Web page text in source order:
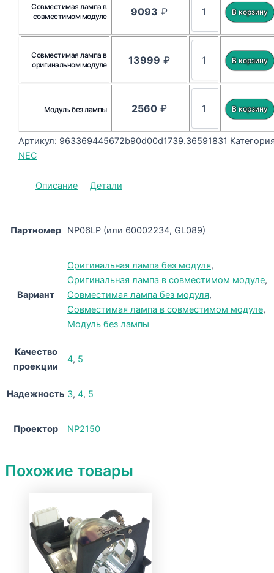
Совместимая лампа в
совместимом модуле
9093 ₽
Совместимая лампа в
оригинальном модуле
13999 ₽
Модуль без лампы 2560₽
Артикул: 963369445672b90d00d1739.36591831
NEC
Описание Детали
Партномер NP06LP (или 60002234, GL089)
Вариант
Оригинальная лампа без модуля,
Оригинальная лампа в совместимом модуле,
Совместимая лампа без модуля,
Совместимая лампа в совместимом модуле,
Модуль без лампы
Качество
проекции
4, 5
Надежность 3, 4, 5
Проектор NP2150
Похожие товары